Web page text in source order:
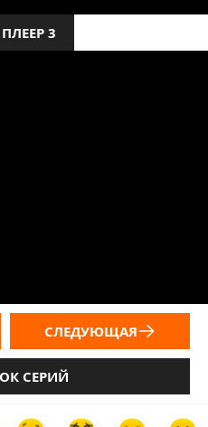
ПЛЕЕР 3
СЕРИЙ
СЛЕДУЮЩАЯ